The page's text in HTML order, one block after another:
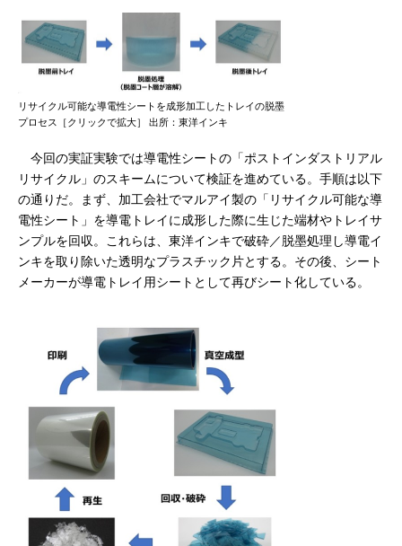
リサイクル可能な導電性シートを成形加工したトレイの脱墨
プロセス［クリックで拡大］ 出所：東洋インキ
今回の実証実験では導電性シートの「ポストインダストリアル
リサイクル」のスキームについて検証を進めている。手順は以下
の通りだ。まず、加工会社でマルアイ製の「リサイクル可能な導
電性シート」を導電トレイに成形した際に生じた端材やトレイサ
ンプルを回収。これらは、東洋インキで破砕／脱墨処理し導電イ
ンキを取り除いた透明なプラスチック片とする。その後、シート
メーカーが導電トレイ用シートとして再びシート化している。